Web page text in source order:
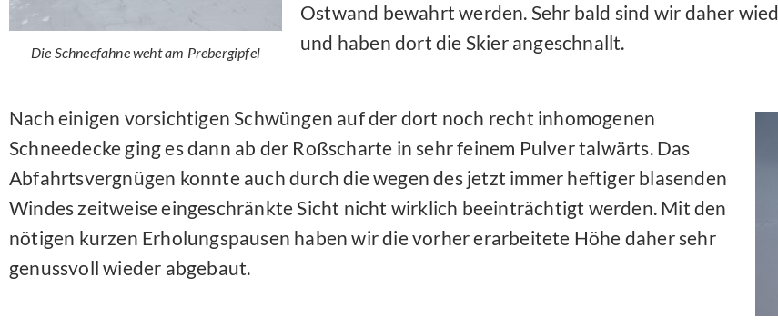
Die Schneefahne weht am Prebergipfel
Ostwand bewahrt werden. Sehr bald sind wir daher
und haben dort die Skier angeschnallt.
Nach einigen vorsichtigen Schwüngen auf der dort noch recht inhomogenen
Schneedecke ging es dann ab der Roßscharte in sehr feinem Pulver talwärts. Das
Abfahrtsvergnügen konnte auch durch die wegen des jetzt immer heftiger blasenden
Windes zeitweise eingeschränkte Sicht nicht wirklich beeinträchtigt werden. Mit den
nötigen kurzen Erholungspausen haben wir die vorher erarbeitete Höhe daher sehr
genussvoll wieder abgebaut.